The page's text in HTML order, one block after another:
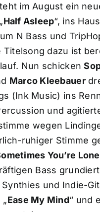
im August ein
Half Asleep“, ins
N Bass und
Titelsong dazu ist
Nun schicken
Marco Kleebauer
(Ink Music) ins
und
wegen
ruhiger Stimme
You’re
Bass
und Indie-
Ease My Mind“ und